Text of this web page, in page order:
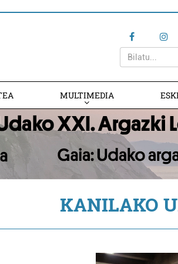
MULTIMEDIA
KANILAKO